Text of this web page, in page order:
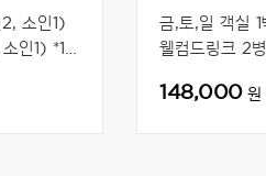
소인1)
인1) *1회
금,토,일 객실
웰컴드링크 2
148,000원